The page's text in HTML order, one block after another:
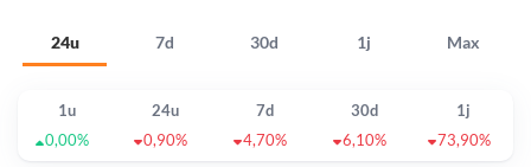
24u 7d 30d 1j Max
1u 24u 7d 30d
1j
0,00%
0,90% 4,70% 6,10% 73,90%